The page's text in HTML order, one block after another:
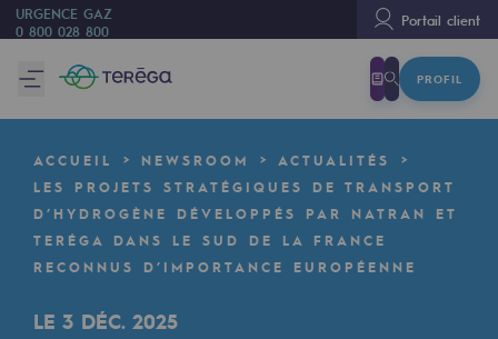
URGENCE GAZ
0 800 028 800
Portail client
PROFIL
Nous sommes
80 ans d'histoire
Teréga
Teréga
Accélérateur de la transition énergétique
ACCUEIL NEWSROOM
ACTUALITÉS
LES PROJETS STRATÉGIQUES DE TRANSPORT
D’HYDROGÈNE DÉVELOPPÉS PAR NATRAN ET
TERÉGA DANS LE SUD DE LA FRANCE
RECONNUS D’IMPORTANCE EUROPÉENNE
LE 3 DÉC. 2025